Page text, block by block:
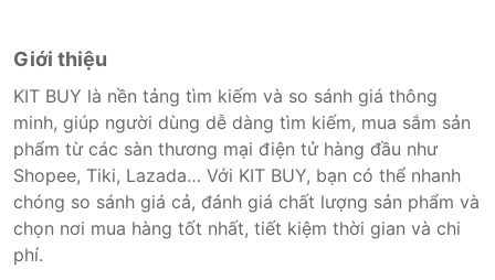
Giới thiệu
KIT BUY là nền tảng tìm kiếm và so sánh giá thông
minh, giúp người dùng dễ dàng tìm kiếm, mua sắm sản
phẩm từ các sàn thương mại điện tử hàng đầu như
Shopee, Tiki, Lazada… Với KIT BUY, bạn có thể nhanh
chóng so sánh giá cả, đánh giá chất lượng sản phẩm và
chọn nơi mua hàng tốt nhất, tiết kiệm thời gian và chi
phí.